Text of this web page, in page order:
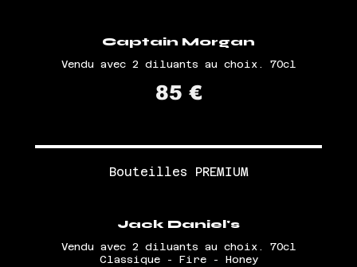
Captain Morgan
Vendu avec 2 diluants au choix. 70cl
85 €
Bouteilles PREMIUM
Jack Daniel's
Vendu avec 2 diluants au choix. 70cl
Classique - Fire - Honey